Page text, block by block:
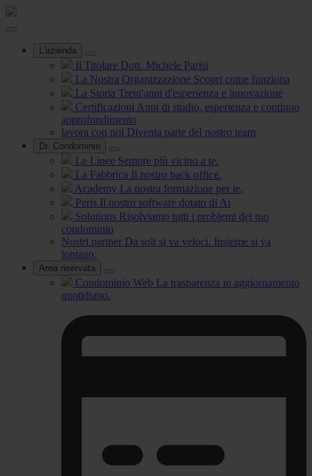
L'azienda
Il Titolare Dott. Michele Parisi
La Nostra Organizzazione Scopri come funziona
La Storia Trent'anni d'esperienza e innovazione
Certificazioni Anni di studio, esperienza e continuo
approfondimento
lavora con noi Diventa parte del nostro team
Dr. Condominio
Le Linee Sempre più vicino a te.
La Fabbrica Il nostro back office.
Academy La nostra formazione per te.
Peris Il nostro software dotato di Ai
Solutions Risolviamo tutti i problemi del tuo
condominio
Nostri partner Da soli si va veloci. Insieme si va
lontano.
Area riservata
Condominio Web La trasparenza in aggiornamento
quotidiano.